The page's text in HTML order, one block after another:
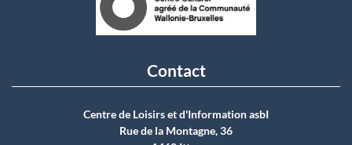
Contact
Centre de Loisirs et d'Information asbI
Rue de la Montagne, 36